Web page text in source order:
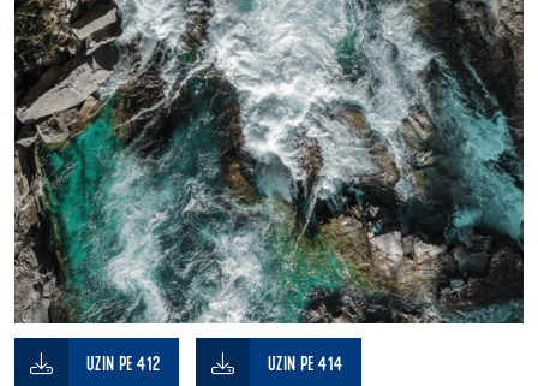
UZIN PE 412 UZIN PE 414